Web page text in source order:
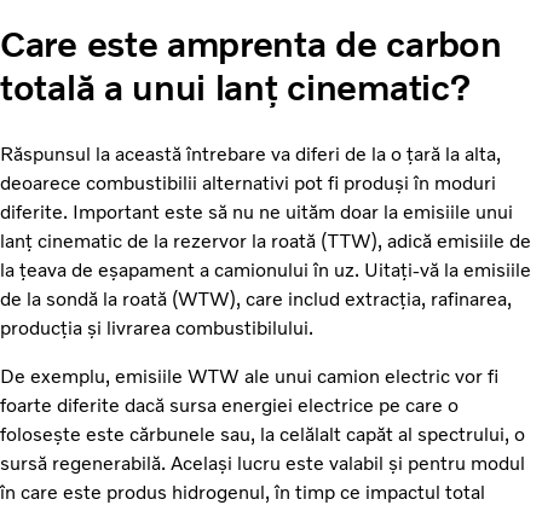
Care este amprenta de carbon
totală a unui lanț cinematic?
Răspunsul la această întrebare va diferi de la o țară la alta,
deoarece combustibilii alternativi pot fi produși în moduri
diferite. Important este să nu ne uităm doar la emisiile unui
lanț cinematic de la rezervor la roată (TTW), adică emisiile de
la țeava de eșapament a camionului în uz. Uitați-vă la emisiile
de la sondă la roată (WTW), care includ extracția, rafinarea,
producția și livrarea combustibilului.
De exemplu, emisiile WTW ale unui camion electric vor fi
foarte diferite dacă sursa energiei electrice pe care o
folosește este cărbunele sau, la celălalt capăt al spectrului, o
sursă regenerabilă. Același lucru este valabil și pentru modul
în care este produs hidrogenul, în timp ce impactul total